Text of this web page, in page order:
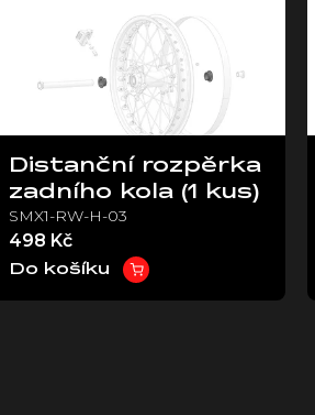
Distanční rozpěrka
zadního kola (1 kus)
SMX1-RW-H-03
498 Kč
Do košíku